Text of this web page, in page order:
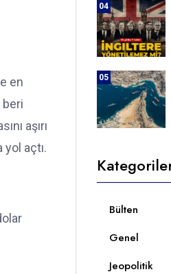
en
beri
aşırı
açtı.
04
05
Bülten
Genel
Jeopolitik